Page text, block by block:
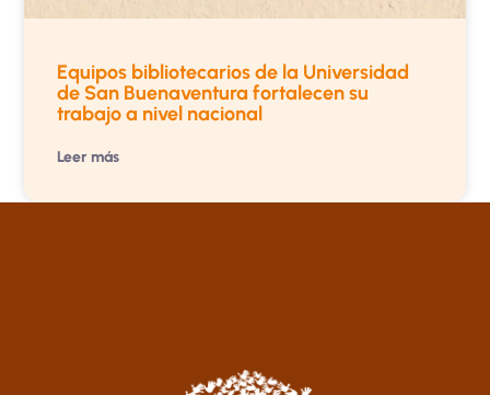
Equipos bibliotecarios de la Universidad
de San Buenaventura fortalecen su
trabajo a nivel nacional
Leer más